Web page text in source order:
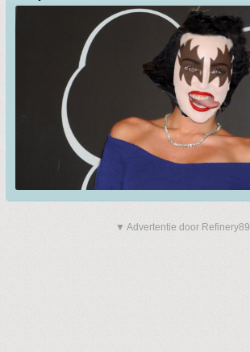
▼ Advertentie door Refinery89